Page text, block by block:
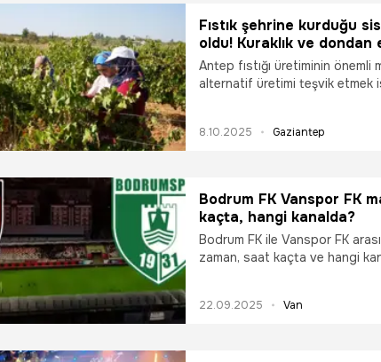
Fıstık şehrine kurduğu
oldu! Kuraklık ve dondan
Antep fıstığı üretiminin
alternatif üretimi teşvik etmek
8.10.2025 Gaziantep
Bodrum FK Vanspor FK
kaçta, hangi kanalda?
Bodrum FK ile Vanspor FK
zaman, saat kaçta ve hangi
22.09.2025 Van